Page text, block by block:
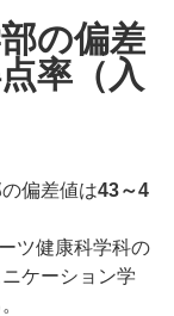
の偏差
率（入
偏差値は43～4
ツ健康科学科の
ニケーション学